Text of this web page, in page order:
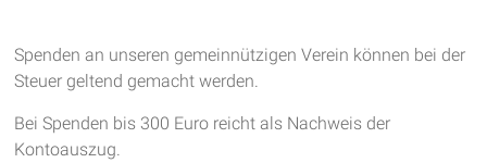
Spenden an unseren gemeinnützigen Verein können bei der
Steuer geltend gemacht werden.
Bei Spenden bis 300 Euro reicht als Nachweis der
Kontoauszug.